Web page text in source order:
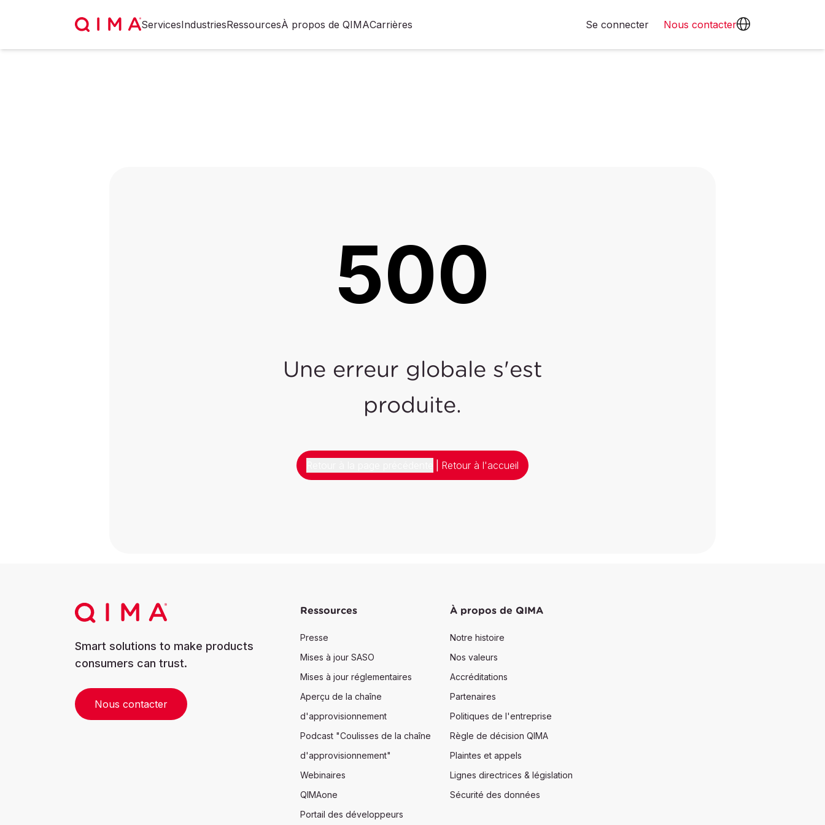
ServicesIndustriesRessourcesÀ propos de QIMACarrières Se connecter Nous contacter
500
Une erreur globale s'est
produite.
Retour à l'accueil
Smart solutions to make products
consumers can trust.
Nous contacter
Ressources
Presse
Mises à jour SASO
Mises à jour réglementaires
Aperçu de la chaîne
d'approvisionnement
Podcast "Coulisses de la chaîne
d'approvisionnement"
Webinaires
QIMAone
Portail des développeurs
À propos de QIMA
Notre histoire
Nos valeurs
Accréditations
Partenaires
Politiques de l'entreprise
Règle de décision QIMA
Plaintes et appels
Lignes directrices & législation
Sécurité des données